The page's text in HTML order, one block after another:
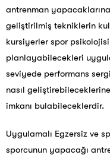
antrenman
geliştirilmiş tekniklerin
kursiyerler spor
planlayabilecekleri
seviyede performans
nasıl
imkanı bulabileceklerdir.
Uygulamalı Egzersiz ve
sporcunun yapacağı